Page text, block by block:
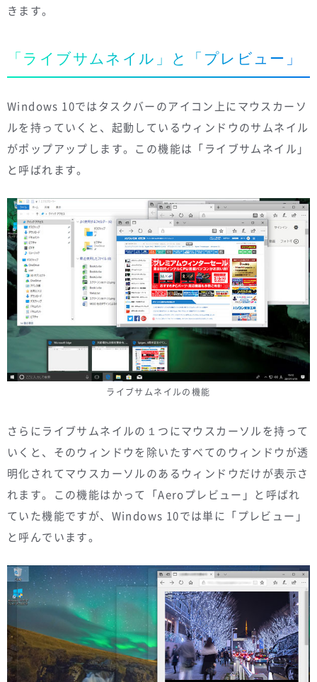
きます。
「ライブサムネイル」と「プレビュー」
Windows 10ではタスクバーのアイコン上にマウスカーソ
ルを持っていくと、起動しているウィンドウのサムネイル
がポップアップします。この機能は「ライブサムネイル」
と呼ばれます。
ライブサムネイルの機能
さらにライブサムネイルの１つにマウスカーソルを持って
いくと、そのウィンドウを除いたすべてのウィンドウが透
明化されてマウスカーソルのあるウィンドウだけが表示さ
れます。この機能はかって「Aeroプレビュー」と呼ばれ
ていた機能ですが、Windows 10では単に「プレビュー」
と呼んでいます。